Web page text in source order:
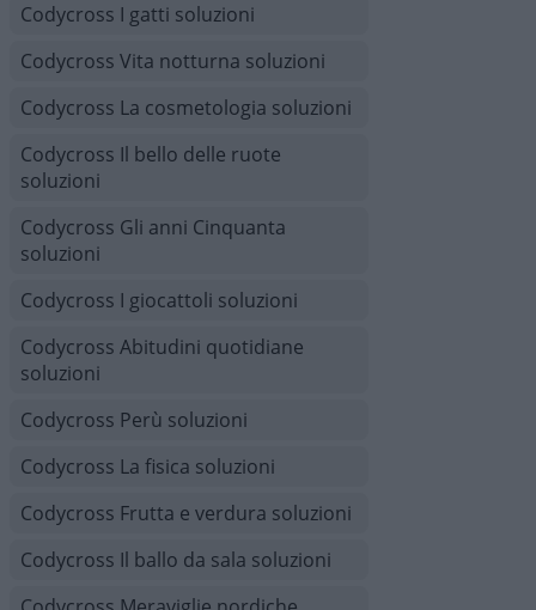
Codycross I gatti soluzioni
Codycross Vita notturna soluzioni
Codycross La cosmetologia soluzioni
Codycross Il bello delle ruote
soluzioni
Codycross Gli anni Cinquanta
soluzioni
Codycross I giocattoli soluzioni
Codycross Abitudini quotidiane
soluzioni
Codycross Perù soluzioni
Codycross La fisica soluzioni
Codycross Frutta e verdura soluzioni
Codycross Il ballo da sala soluzioni